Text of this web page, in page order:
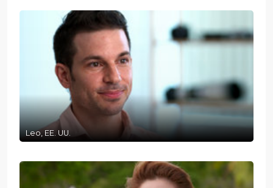
Leo, EE. UU.